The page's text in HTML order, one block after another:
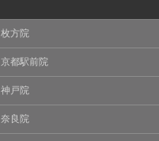
枚方院
京都駅前院
神戸院
奈良院